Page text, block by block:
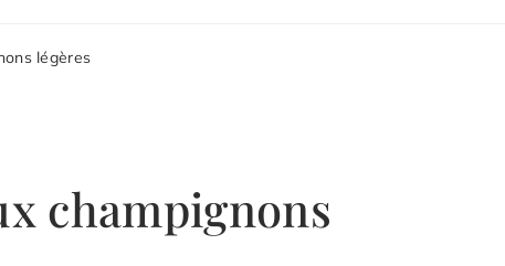
légères
champignons